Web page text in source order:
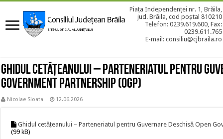
Piața Independenței nr. 1, Brăila,
jud. Brăila, cod poștal 810210
Telefon: 0239.619.600, Fax:
0239.611.765
E-mail: consiliu@cjbraila.ro
Ghidul cetățeanului – Parteneriatul pentru
Government Partnership (OGP)
Nicolae Sloata 12.06.2026
Ghidul cetățeanului – Parteneriatul pentru Guvernare Deschisă Open
(99 kB)